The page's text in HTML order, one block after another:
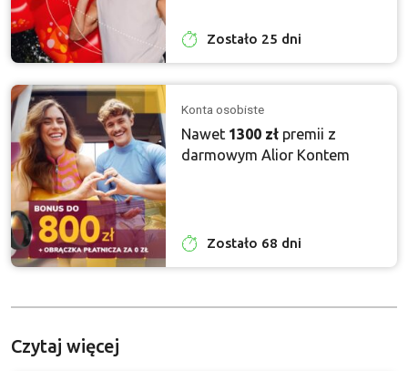
Zostało 25 dni
Konta osobiste
Nawet 1300 zł premii z
darmowym Alior Kontem
Zostało 68 dni
Czytaj więcej